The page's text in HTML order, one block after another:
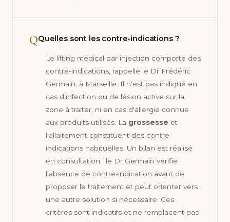
QQuelles sont les contre-indications ?
Le lifting médical par injection comporte des
contre-indications, rappelle le Dr Frédéric
Germain, à Marseille. Il n'est pas indiqué en
cas d'infection ou de lésion active sur la
zone à traiter, ni en cas d'allergie connue
aux produits utilisés. La grossesse et
l'allaitement constituent des contre-
indications habituelles. Un bilan est réalisé
en consultation : le Dr Germain vérifie
l'absence de contre-indication avant de
proposer le traitement et peut orienter vers
une autre solution si nécessaire. Ces
critères sont indicatifs et ne remplacent pas